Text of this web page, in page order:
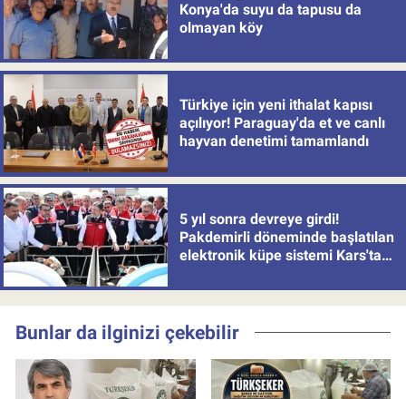
Konya'da suyu da tapusu da
olmayan köy
Türkiye için yeni ithalat kapısı
açılıyor! Paraguay'da et ve canlı
hayvan denetimi tamamlandı
5 yıl sonra devreye girdi!
Pakdemirli döneminde başlatılan
elektronik küpe sistemi Kars'tan
Bunlar da ilginizi çekebilir